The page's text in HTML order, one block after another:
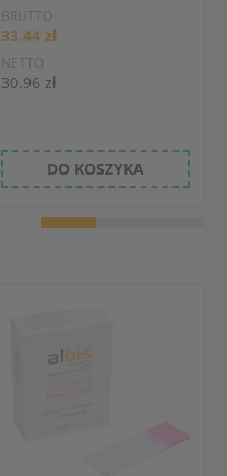
BRUTTO
33.44 zł
NETTO
30.96 zł
DO KOSZYKA